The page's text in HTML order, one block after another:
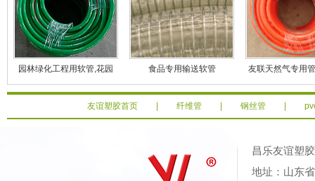
园林绿化工程用软管,花园
食品专用输送软管
友联天然气专用
友谊塑胶首页 纤维管 钢丝管
昌乐友谊
地址：山东